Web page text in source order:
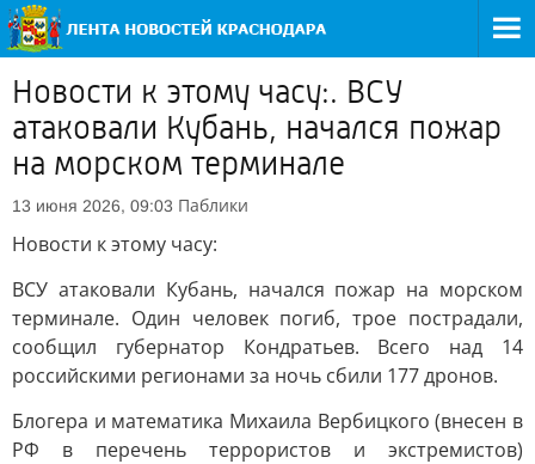
Новости к этому часу:. ВСУ
атаковали Кубань, начался пожар
на морском терминале
13 июня 2026, 09:03 Паблики
Новости к этому часу:
ВСУ атаковали Кубань, начался пожар на морском
терминале. Один человек погиб, трое пострадали,
сообщил губернатор Кондратьев. Всего над 14
российскими регионами за ночь сбили 177 дронов.
Блогера и математика Михаила Вербицкого (внесен в
РФ в перечень террористов и экстремистов)